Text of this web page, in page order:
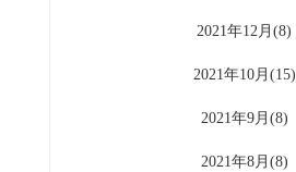
2021年12月(8)
2021年10月(15)
2021年9月(8)
2021年8月(8)